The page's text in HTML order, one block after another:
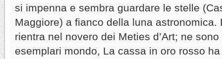
si impenna e sembra guardare le stelle
Maggiore) a fianco della luna astronomica.
rientra nel novero dei Meties d’Art; ne
esemplari mondo, La cassa in oro rosso